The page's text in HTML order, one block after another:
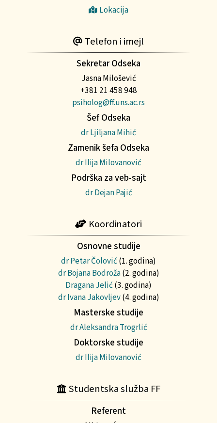
Lokacija
Telefon i imejl
Sekretar Odseka
Jasna Milošević
+381 21 458 948
psiholog@ff.uns.ac.rs
Šef Odseka
dr Ljiljana Mihić
Zamenik šefa Odseka
dr Ilija Milovanović
Podrška za veb-sajt
dr Dejan Pajić
Koordinatori
Osnovne studije
dr Petar Čolović (1. godina)
dr Bojana Bodroža(2. godina)
Dragana Jelić (3. godina)
dr Ivana Jakovljev(4. godina)
Masterske studije
dr Aleksandra Trogrlić
Doktorske studije
dr Ilija Milovanović
Studentska služba FF
Referent